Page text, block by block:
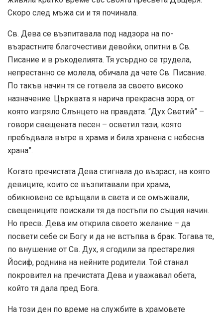
Скоро след мъжа си и тя починала.
Св. Дева се възпитавала под надзора на по-
възрастните благочестиви девойки, опитни в Св.
Писание и в ръкоделията. Тя усърдно се трудела,
непрестанно се молела, обичала да чете Св. Писание.
По такъв начин тя се готвела за своето високо
назначение. Църквата я нарича прекрасна зора, от
която изгряло Слънцето на правдата. “Дух Светий” –
говори свещената песен – осветил тази, която
пребъдвала вътре в храма и била хранена с небесна
храна”.
Когато пречистата Дева стигнала до възраст, на която
девиците, които се възпитавали при храма,
обикновено се връщали в света и се омъжвали,
свещениците поискали тя да постъпи по същия начин.
Но пресв. Дева им открила своето желание – да
посвети себе си Богу и да не встъпва в брак. Тогава те,
по внушение от Св. Дух, я сгодили за престарелия
Йосиф, роднина на нейните родители. Той станал
покровител на пречистата Дева и уважавал обета,
който тя дала пред Бога.
На този ден по време на службите в храмовете